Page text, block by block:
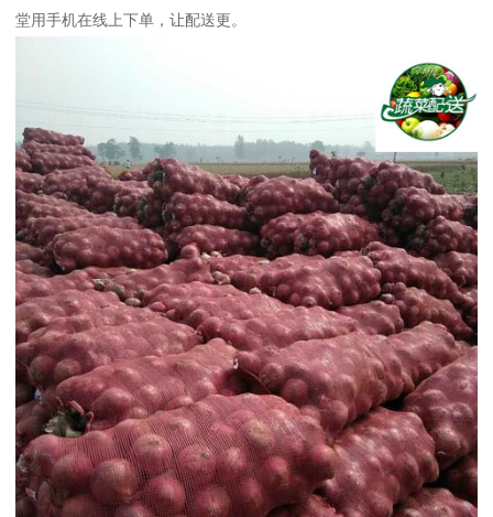
堂用手机在线上下单，让配送更。